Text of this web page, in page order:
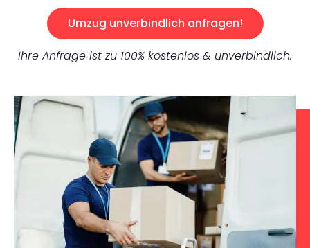
Umzug unverbindlich anfragen!
Ihre Anfrage ist zu 100% kostenlos & unverbindlich.